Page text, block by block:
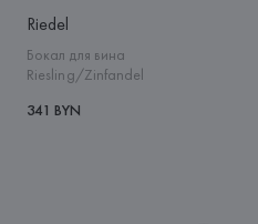
Riedel
Бокал для вина
Riesling/Zinfandel
341 BYN